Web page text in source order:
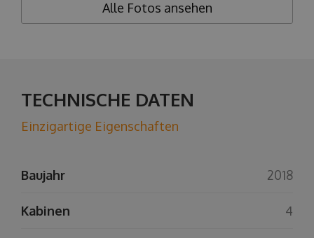
Alle Fotos ansehen
TECHNISCHE DATEN
Einzigartige Eigenschaften
Baujahr 2018
Kabinen 4